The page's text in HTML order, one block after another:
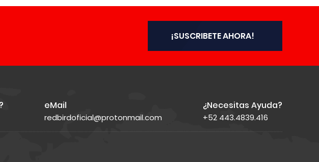
¡SUSCRIBETE AHORA!
eMail
redbirdoficial@protonmail.com
¿Necesitas Ayuda?
+52 443.4839.416